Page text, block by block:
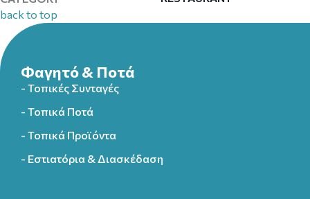
back to top
Φαγητό & Ποτά
- Τοπικές Συνταγές
- Τοπικά Ποτά
- Τοπικά Προϊόντα
- Εστιατόρια & Διασκέδαση